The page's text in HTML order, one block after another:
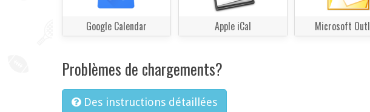
Google Calendar Apple iCal Microsoft
Problèmes de chargements?
Des instructions détaillées